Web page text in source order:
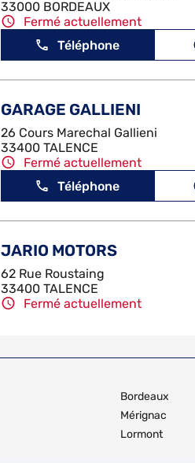
33000 BORDEAUX
Fermé actuellement
Téléphone
GARAGE GALLIENI
26 Cours Marechal Gallieni
33400 TALENCE
Fermé actuellement
Téléphone
JARIO MOTORS
62 Rue Roustaing
33400 TALENCE
Fermé actuellement
150 Avenue de l'argonne
Bordeaux
Mérignac
Lormont